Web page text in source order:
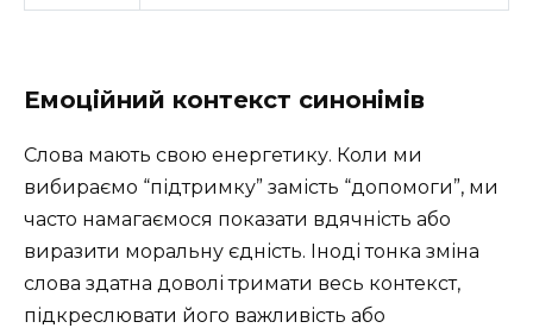
Емоційний контекст синонімів
Слова мають свою енергетику. Коли ми
вибираємо “підтримку” замість “допомоги”, ми
часто намагаємося показати вдячність або
виразити моральну єдність. Іноді тонка зміна
слова здатна доволі тримати весь контекст,
підкреслювати його важливість або